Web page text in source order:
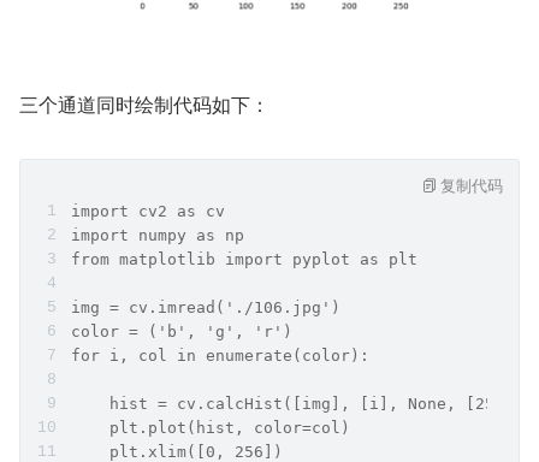
三个通道同时绘制代码如下：
import cv2 as cv
import numpy as np
from matplotlib import pyplot as plt
img = cv.imread('./106.jpg')
color = ('b', 'g', 'r')
for i, col in enumerate(color):
hist = cv.calcHist([img], [i], None, [256],
    plt.plot(hist, color=col)
    plt.xlim([0, 256])
复制代码